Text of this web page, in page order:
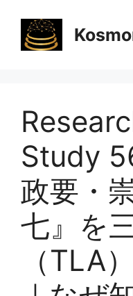
Study
政要・
七』を
（TLA